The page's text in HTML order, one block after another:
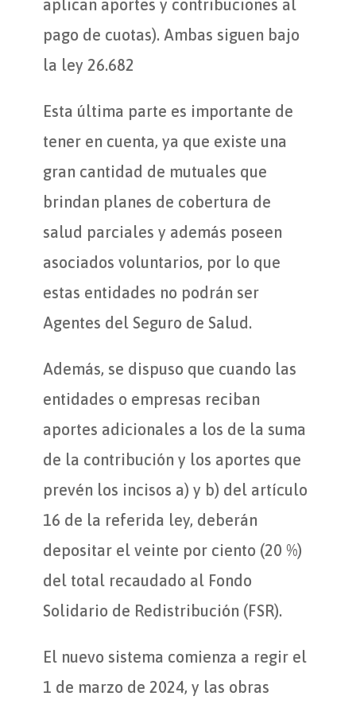
aplican aportes y contribuciones al
pago de cuotas). Ambas siguen bajo
la ley 26.682
Esta última parte es importante de
tener en cuenta, ya que existe una
gran cantidad de mutuales que
brindan planes de cobertura de
salud parciales y además poseen
asociados voluntarios, por lo que
estas entidades no podrán ser
Agentes del Seguro de Salud.
Además, se dispuso que cuando las
entidades o empresas reciban
aportes adicionales a los de la suma
de la contribución y los aportes que
prevén los incisos a) y b) del artículo
16 de la referida ley, deberán
depositar el veinte por ciento (20 %)
del total recaudado al Fondo
Solidario de Redistribución (FSR).
El nuevo sistema comienza a regir el
1 de marzo de 2024, y las obras